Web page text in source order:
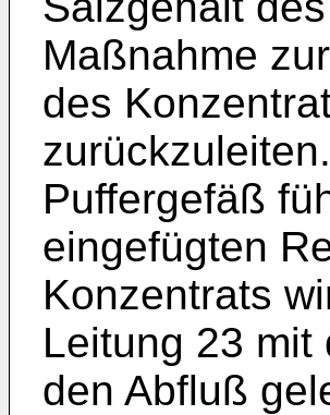
Maßnahme
des
Puffergefäß
eingefügten
Konzentrats
Leitung 23
den Abfluß